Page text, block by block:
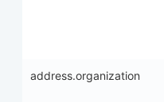
address.organization